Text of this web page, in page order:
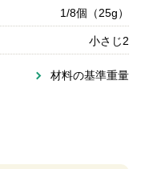
1/8個（25g）
小さじ2
材料の基準重量